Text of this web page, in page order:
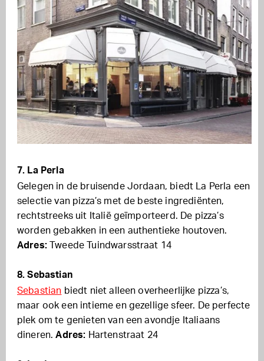
7. La Perla
Gelegen in de bruisende Jordaan, biedt La Perla een
selectie van pizza’s met de beste ingrediënten,
rechtstreeks uit Italië geïmporteerd. De pizza’s
worden gebakken in een authentieke houtoven.
Adres:Tweede Tuindwarsstraat 14
8. Sebastian
Sebastian biedt niet alleen overheerlijke pizza’s,
maar ook een intieme en gezellige sfeer. De perfecte
plek om te genieten van een avondje Italiaans
dineren.Adres: Hartenstraat 24